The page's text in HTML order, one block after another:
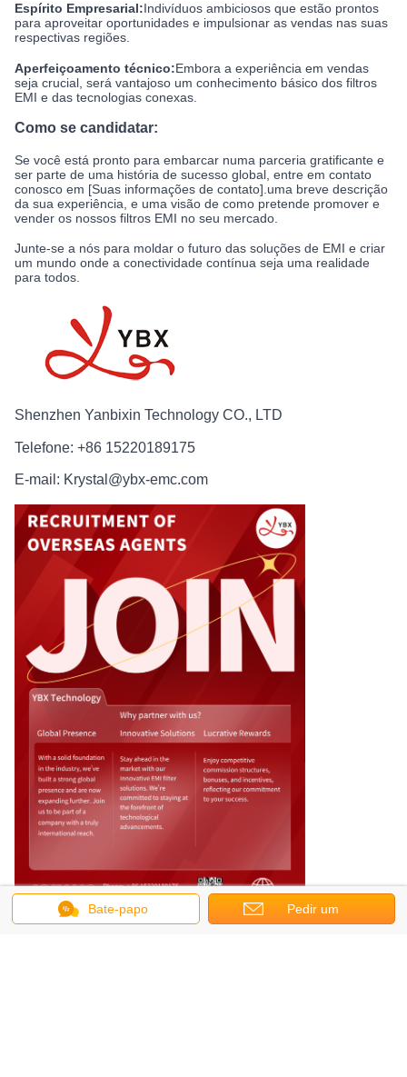
Espírito Empresarial:Indivíduos ambiciosos que estão prontos
para aproveitar oportunidades e impulsionar as vendas nas suas
respectivas regiões.
Aperfeiçoamento técnico:Embora a experiência em vendas
seja crucial, será vantajoso um conhecimento básico dos filtros
EMI e das tecnologias conexas.
Como se candidatar:
Se você está pronto para embarcar numa parceria gratificante e
ser parte de uma história de sucesso global, entre em contato
conosco em [Suas informações de contato].uma breve descrição
da sua experiência, e uma visão de como pretende promover e
vender os nossos filtros EMI no seu mercado.
Junte-se a nós para moldar o futuro das soluções de EMI e criar
um mundo onde a conectividade contínua seja uma realidade
para todos.
Shenzhen Yanbixin Technology CO., LTD
Telefone: +86 15220189175
E-mail: Krystal@ybx-emc.com
Bate-papo Pedir um